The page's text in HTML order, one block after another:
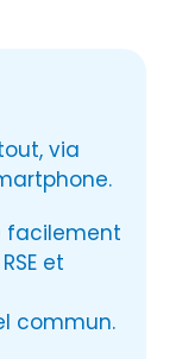
via
facilement
et
commun.